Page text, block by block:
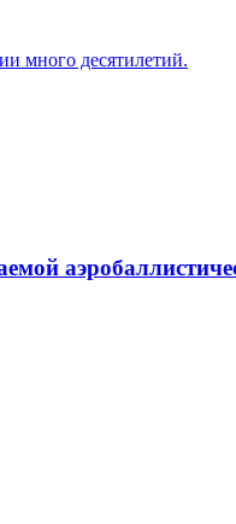
много десятилетий.